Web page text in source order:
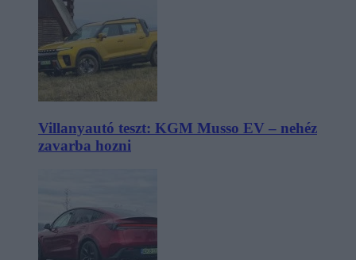
Villanyautó teszt: KGM Musso EV – nehéz
zavarba hozni